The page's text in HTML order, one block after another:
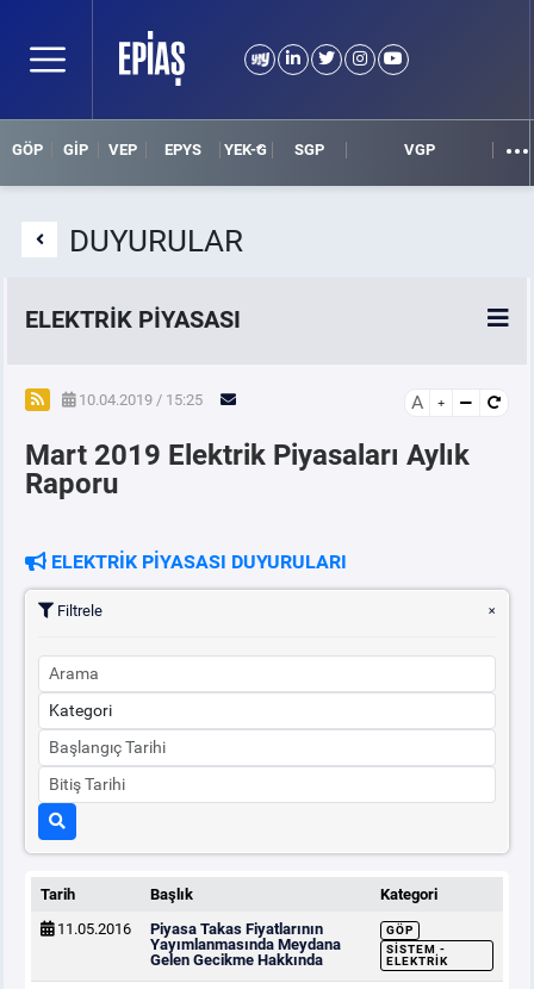
GÖP GİP VEP EPYS YEK-G SGP VGP
DUYURULAR
ELEKTRİK PİYASASI
SPOT ELEKTRİK PİYASALARI
ÖRNEK FİNANS BELGELERİ
PİYASAKAYITSÜRECİ
SERBEST TÜKETİCİ
MALİ UZLAŞTIRMA
TEMİNAT
BÜLTENLER
DUYURULAR
10.04.2019 / 15:25 A
Mart 2019 Elektrik Piyasaları Aylık
Raporu
ELEKTRİK PİYASASI DUYURULARI
Filtrele
Tarih Başlık
Kategori
11.05.2016
Piyasa Takas Fiyatlarının
Yayımlanmasında Meydana
Gelen Gecikme Hakkında
GÖP
SISTEM -
ELEKTRIK